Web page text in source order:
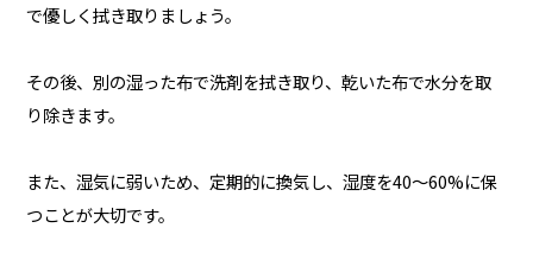
で優しく拭き取りましょう。
その後、別の湿った布で洗剤を拭き取り、乾いた布で水分を取
り除きます。
また、湿気に弱いため、定期的に換気し、湿度を40〜60%に保
つことが大切です。